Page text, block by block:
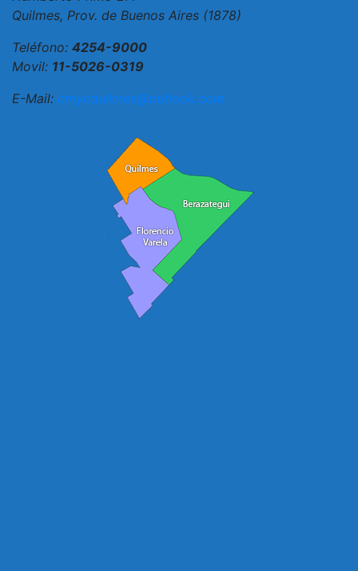
Quilmes, Prov. de Buenos Aires (1878)
Teléfono: 4254-9000
Movil: 11-5026-0319
E-Mail: cmycquilmes@outlook.com